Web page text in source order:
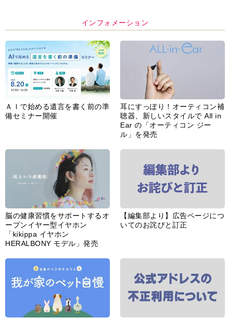
インフォメーション
ＡＩで始める遺言を書く前の準
備セミナー開催
耳にすっぽり！オーティコン補
聴器、新しいスタイルで All in
Ear の「オーティコン ジー
ル」を発売
脳の健康習慣をサポートするオ
ープンイヤー型イヤホン
「kikippa イヤホン
HERALBONY モデル」発売
【編集部より】広告ページにつ
いてのお詫びと訂正